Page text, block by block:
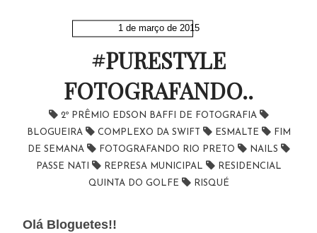
1 de março de 2015
#PURESTYLE
FOTOGRAFANDO..
2º PRÊMIO EDSON BAFFI DE FOTOGRAFIA
BLOGUEIRA
COMPLEXO DA SWIFT ESMALTE
FIM
DE SEMANA
FOTOGRAFANDO RIO PRETO
NAILS
PASSE NATI
REPRESA MUNICIPAL
RESIDENCIAL
QUINTA DO GOLFE
RISQUÉ
Olá Bloguetes!!